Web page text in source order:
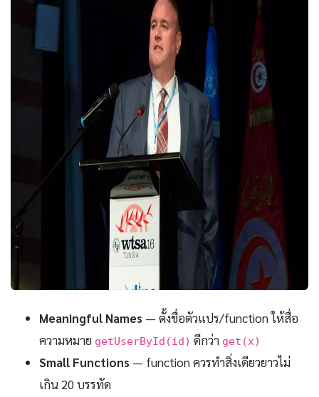
Meaningful Names — ตั้งชื่อตัวแปร/function ให้สื่อ
ความหมาย getUserById(id) ดีกว่า get(x)
Small Functions — function ควรทำสิ่งเดียวยาวไม่
เกิน 20 บรรทัด